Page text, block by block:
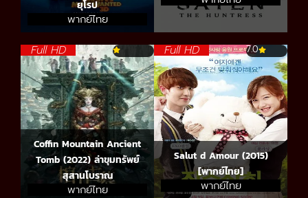
ยุโรป
พากย์ไทย
Full HD
Coffin Mountain Ancient
Tomb (2022) ล่าขุมทรัพย์
สุสานโบราณ
พากย์ไทย
Full HD 7.0
Salut d Amour (2015)
[พากย์ไทย]
พากย์ไทย